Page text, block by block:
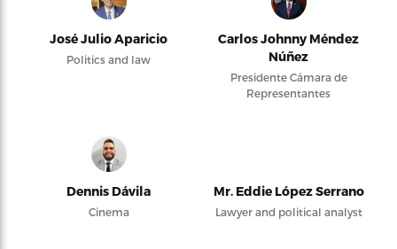
José Julio Aparicio
Politics and law
Carlos Johnny Méndez
Núñez
Presidente Cámara de
Representantes
Dennis Dávila
Cinema
Mr. Eddie López Serrano
Lawyer and political analyst